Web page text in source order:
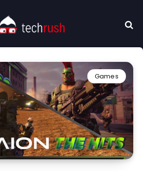
Games